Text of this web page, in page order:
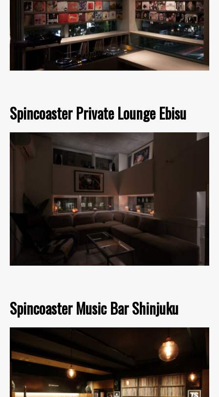
Spincoaster Private Lounge Ebisu
Spincoaster Music Bar Shinjuku